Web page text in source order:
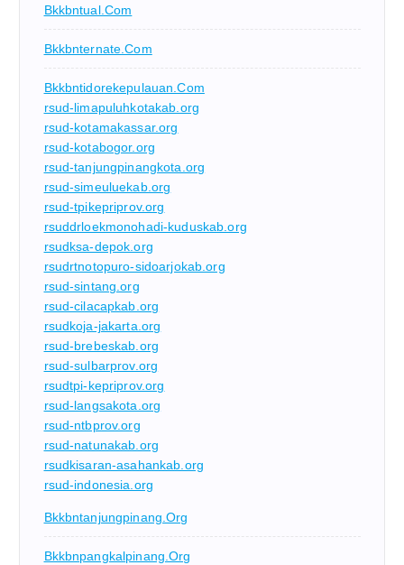
Bkkbntual.com
Bkkbnternate.com
Bkkbntidorekepulauan.com
rsud-limapuluhkotakab.org
rsud-kotamakassar.org
rsud-kotabogor.org
rsud-tanjungpinangkota.org
rsud-simeuluekab.org
rsud-tpikepriprov.org
rsuddrloekmonohadi-kuduskab.org
rsudksa-depok.org
rsudrtnotopuro-sidoarjokab.org
rsud-sintang.org
rsud-cilacapkab.org
rsudkoja-jakarta.org
rsud-brebeskab.org
rsud-sulbarprov.org
rsudtpi-kepriprov.org
rsud-langsakota.org
rsud-ntbprov.org
rsud-natunakab.org
rsudkisaran-asahankab.org
rsud-indonesia.org
Bkkbntanjungpinang.org
Bkkbnpangkalpinang.org